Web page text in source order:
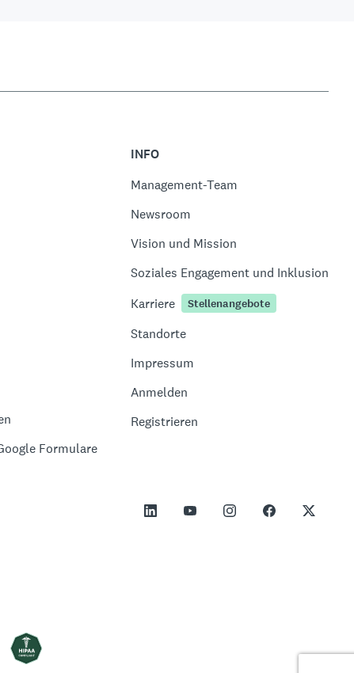
Formulare
INFO
Management-Team
Newsroom
Vision und Mission
Soziales Engagement und Inklusion
Karriere
Stellenangebote
Standorte
Impressum
Anmelden
Registrieren